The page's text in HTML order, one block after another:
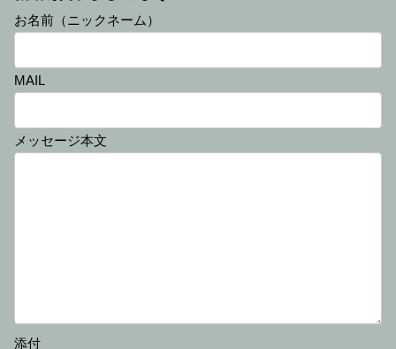
お名前（ニックネーム）
MAIL
メッセージ本文
添付